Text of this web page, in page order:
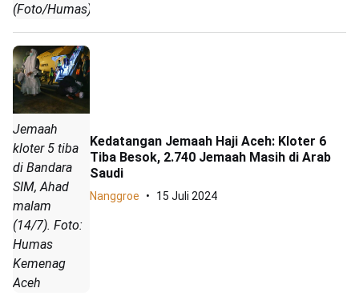
(Foto/Humas)
Jemaah
kloter 5 tiba
di Bandara
SIM, Ahad
malam
(14/7). Foto:
Humas
Kemenag
Aceh
Kedatangan Jemaah Haji Aceh: Kloter 6
Tiba Besok, 2.740 Jemaah Masih di Arab
Saudi
Nanggroe 15 Juli 2024